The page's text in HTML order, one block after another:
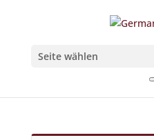
Seite wählen